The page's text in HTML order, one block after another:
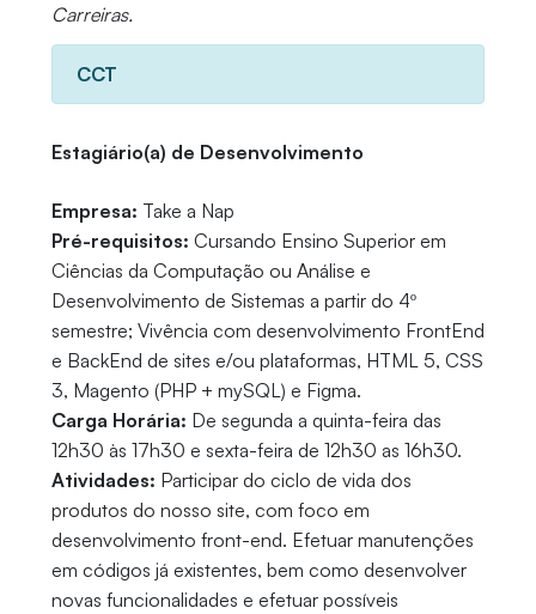
Carreiras.
CCT
Estagiário(a) de Desenvolvimento
Empresa: Take a Nap
Pré-requisitos: Cursando Ensino Superior em
Ciências da Computação ou Análise e
Desenvolvimento de Sistemas a partir do 4º
semestre; Vivência com desenvolvimento FrontEnd
e BackEnd de sites e/ou plataformas, HTML 5, CSS
3, Magento (PHP + mySQL) e Figma.
Carga Horária: De segunda a quinta-feira das
12h30 às 17h30 e sexta-feira de 12h30 as 16h30.
Atividades: Participar do ciclo de vida dos
produtos do nosso site, com foco em
desenvolvimento front-end. Efetuar manutenções
em códigos já existentes, bem como desenvolver
novas funcionalidades e efetuar possíveis